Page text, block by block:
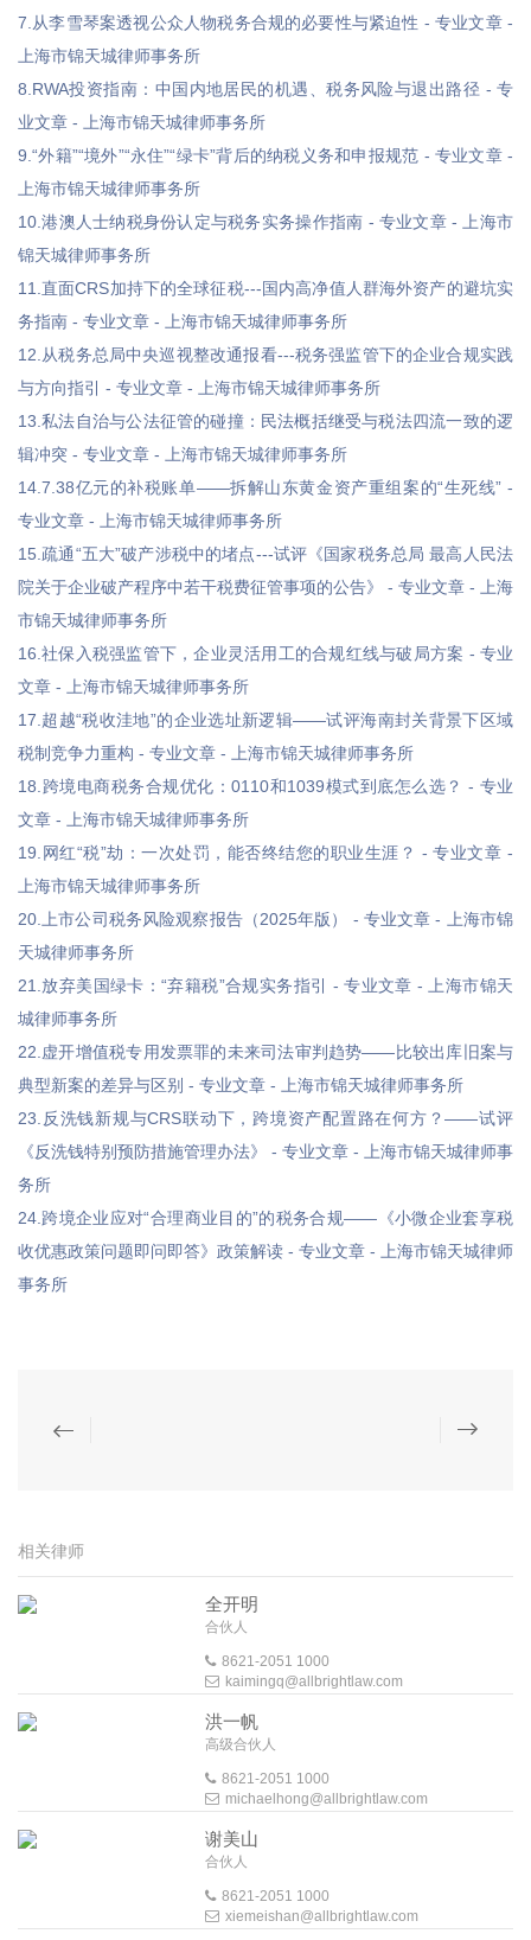
7.从李雪琴案透视公众人物税务合规的必要性与紧迫性 - 专业文章 -
上海市锦天城律师事务所
8.RWA投资指南：中国内地居民的机遇、税务风险与退出路径 - 专
业文章 - 上海市锦天城律师事务所
9.“外籍”“境外”“永住”“绿卡”背后的纳税义务和申报规范 - 专业文章 -
上海市锦天城律师事务所
10.港澳人士纳税身份认定与税务实务操作指南 - 专业文章 - 上海市
锦天城律师事务所
11.直面CRS加持下的全球征税---国内高净值人群海外资产的避坑实
务指南 - 专业文章 - 上海市锦天城律师事务所
12.从税务总局中央巡视整改通报看---税务强监管下的企业合规实践
与方向指引 - 专业文章 - 上海市锦天城律师事务所
13.私法自治与公法征管的碰撞：民法概括继受与税法四流一致的逻
辑冲突 - 专业文章 - 上海市锦天城律师事务所
14.7.38亿元的补税账单——拆解山东黄金资产重组案的“生死线” -
专业文章 - 上海市锦天城律师事务所
15.疏通“五大”破产涉税中的堵点---试评《国家税务总局 最高人民法
院关于企业破产程序中若干税费征管事项的公告》 - 专业文章 - 上海
市锦天城律师事务所
16.社保入税强监管下，企业灵活用工的合规红线与破局方案 - 专业
文章 - 上海市锦天城律师事务所
17.超越“税收洼地”的企业选址新逻辑——试评海南封关背景下区域
税制竞争力重构 - 专业文章 - 上海市锦天城律师事务所
18.跨境电商税务合规优化：0110和1039模式到底怎么选？ - 专业
文章 - 上海市锦天城律师事务所
19.网红“税”劫：一次处罚，能否终结您的职业生涯？ - 专业文章 -
上海市锦天城律师事务所
20.上市公司税务风险观察报告（2025年版） - 专业文章 - 上海市锦
天城律师事务所
21.放弃美国绿卡：“弃籍税”合规实务指引 - 专业文章 - 上海市锦天
城律师事务所
22.虚开增值税专用发票罪的未来司法审判趋势——比较出库旧案与
典型新案的差异与区别 - 专业文章 - 上海市锦天城律师事务所
23.反洗钱新规与CRS联动下，跨境资产配置路在何方？——试评
《反洗钱特别预防措施管理办法》 - 专业文章 - 上海市锦天城律师事
务所
24.跨境企业应对“合理商业目的”的税务合规——《小微企业套享税
收优惠政策问题即问即答》政策解读 - 专业文章 - 上海市锦天城律师
事务所
相关律师
全开明
合伙人
8621-2051 1000
kaimingq@allbrightlaw.com
洪一帆
高级合伙人
8621-2051 1000
michaelhong@allbrightlaw.com
谢美山
合伙人
8621-2051 1000
xiemeishan@allbrightlaw.com